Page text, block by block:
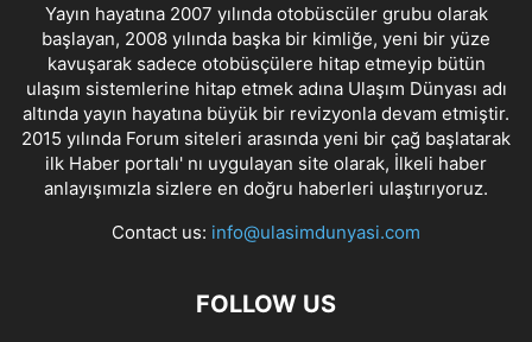
Yayın hayatına 2007 yılında otobüscüler grubu olarak
başlayan, 2008 yılında başka bir kimliğe, yeni bir yüze
kavuşarak sadece otobüsçülere hitap etmeyip bütün
ulaşım sistemlerine hitap etmek adına Ulaşım Dünyası adı
altında yayın hayatına büyük bir revizyonla devam etmiştir.
2015 yılında Forum siteleri arasında yeni bir çağ başlatarak
ilk Haber portalı' nı uygulayan site olarak, İlkeli haber
anlayışımızla sizlere en doğru haberleri ulaştırıyoruz.
Contact us: info@ulasimdunyasi.com
FOLLOW US